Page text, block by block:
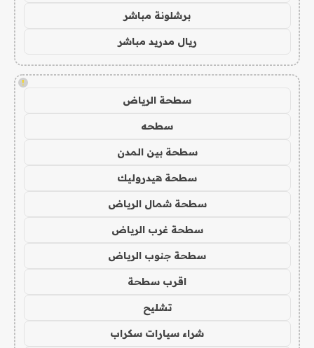
برشلونة مباشر
ريال مدريد مباشر
!
سطحة الرياض
سطحه
سطحة بين المدن
سطحة هيدروليك
سطحة شمال الرياض
سطحة غرب الرياض
سطحة جنوب الرياض
اقرب سطحة
تشليح
شراء سيارات سكراب